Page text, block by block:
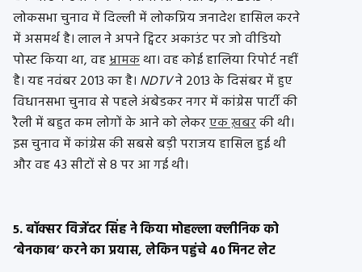
लोकसभा चुनाव में दिल्ली में लोकप्रिय जनादेश हासिल करने
में असमर्थ है। लाल ने अपने ट्विटर अकाउंट पर जो वीडियो
पोस्ट किया था, वहभ्रामकथा। वह कोई हालिया रिपोर्ट नहीं
है। यह नवंबर 2013 का है। NDTVने 2013 के दिसंबर में हुए
विधानसभा चुनाव से पहले अंबेडकर नगर में कांग्रेस पार्टी की
रैली में बहुत कम लोगों के आने को लेकरएक ख़बरकी थी।
इस चुनाव में कांग्रेस की सबसे बड़ी पराजय हासिल हुई थी
और वह 43 सीटों से 8 पर आ गई थी।
5. बॉक्सर विजेंदर सिंह ने किया मोहल्ला क्लीनिक को
‘बेनकाब’ करने का प्रयास, लेकिन पहुंचे 40 मिनट लेट